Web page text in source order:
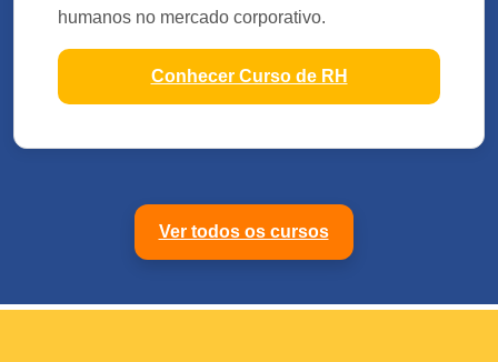
humanos no mercado corporativo.
Conhecer Curso de RH
Ver todos os cursos